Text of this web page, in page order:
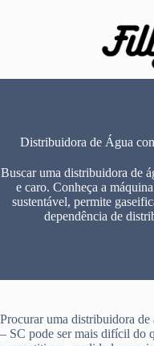
Distribuidora de Água
Buscar uma distribuidora de
e caro. Conheça a
sustentável, permite
dependência de
Procurar uma distribuidora
– SC pode ser mais difícil do